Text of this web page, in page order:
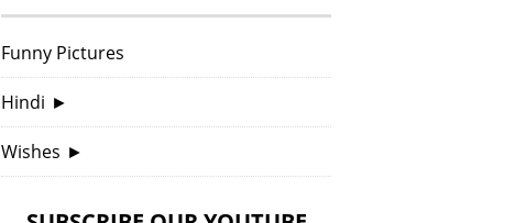
Funny Pictures
Hindi ►
Wishes ►